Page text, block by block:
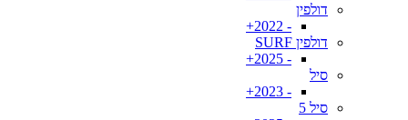
דולפין
- 2022+
דולפין SURF
- 2025+
סיל
- 2023+
סיל 5